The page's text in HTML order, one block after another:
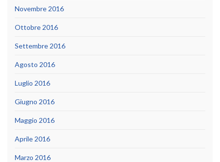
Novembre 2016
Ottobre 2016
Settembre 2016
Agosto 2016
Luglio 2016
Giugno 2016
Maggio 2016
Aprile 2016
Marzo 2016